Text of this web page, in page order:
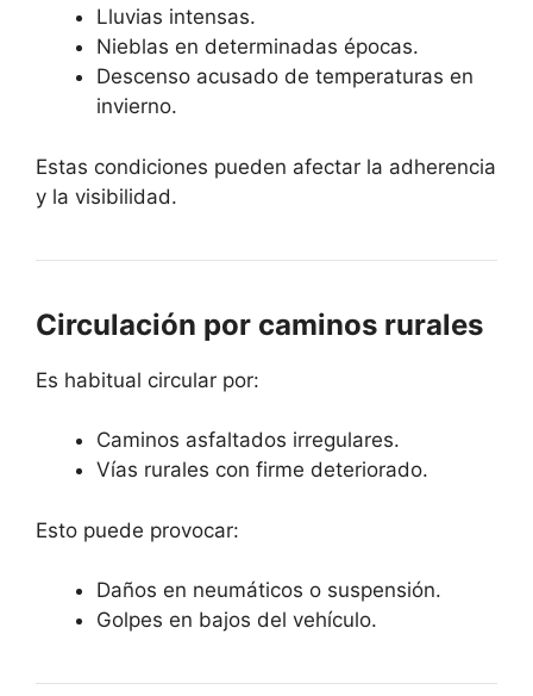
Lluvias intensas.
Nieblas en determinadas épocas.
Descenso acusado de temperaturas en
invierno.
Estas condiciones pueden afectar la adherencia
y la visibilidad.
Circulación por caminos rurales
Es habitual circular por:
Caminos asfaltados irregulares.
Vías rurales con firme deteriorado.
Esto puede provocar:
Daños en neumáticos o suspensión.
Golpes en bajos del vehículo.